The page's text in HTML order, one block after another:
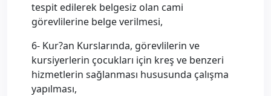
tespit edilerek belgesiz olan cami
görevlilerine belge verilmesi,
6- Kur?an Kurslarında, görevlilerin ve
kursiyerlerin çocukları için kreş ve benzeri
hizmetlerin sağlanması hususunda çalışma
yapılması,